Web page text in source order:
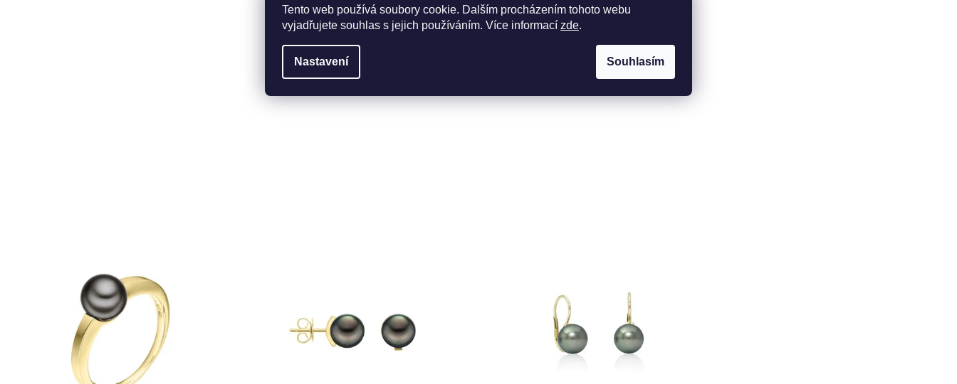
Tento web používá soubory cookie. Dalším procházením tohoto webu
vyjadřujete souhlas s jejich používáním. Více informací zde.
Nastavení Souhlasím